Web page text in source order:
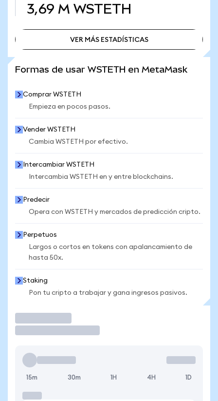
3,69 M WSTETH
VER MÁS ESTADÍSTICAS
Formas de usar WSTETH en MetaMask
Comprar WSTETH
Empieza en pocos pasos.
Vender WSTETH
Cambia WSTETH por efectivo.
Intercambiar WSTETH
Intercambia WSTETH en y entre blockchains.
Predecir
Opera con WSTETH y mercados de predicción cripto.
Perpetuos
Largos o cortos en tokens con apalancamiento de
hasta 50x.
Staking
Pon tu cripto a trabajar y gana ingresos pasivos.
15m 30m 1H 4H 1D